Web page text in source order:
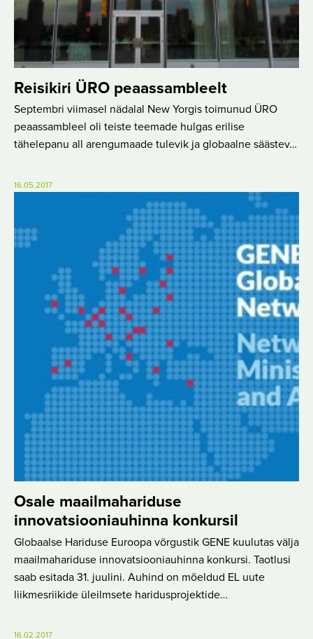
Reisikiri ÜRO peaassambleelt
Septembri viimasel nädalal New Yorgis toimunud ÜRO
peaassambleel oli teiste teemade hulgas erilise
tähelepanu all arengumaade tulevik ja globaalne säästev…
16.05.2017
Osale maailmahariduse
innovatsiooniauhinna konkursil
Globaalse Hariduse Euroopa võrgustik GENE kuulutas välja
maailmahariduse innovatsiooniauhinna konkursi. Taotlusi
saab esitada 31. juulini. Auhind on mõeldud EL uute
liikmesriikide üleilmsete haridusprojektide…
16.02.2017